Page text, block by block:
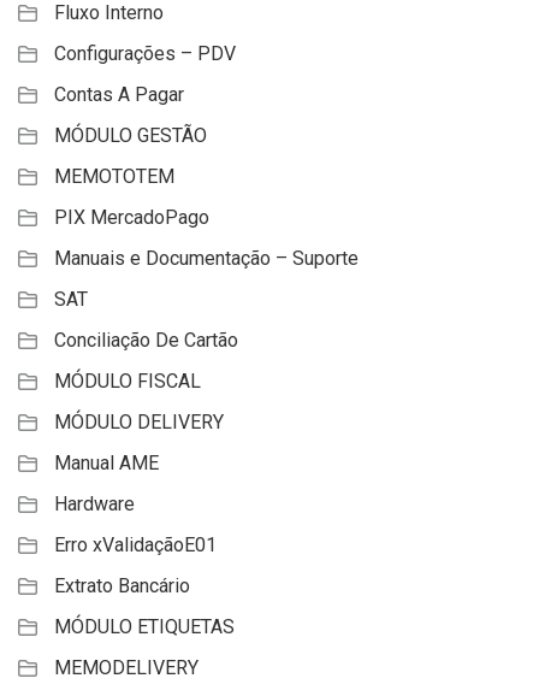
Fluxo Interno
Configurações – PDV
Contas A Pagar
MÓDULO GESTÃO
MEMOTOTEM
PIX MercadoPago
Manuais e Documentação – Suporte
SAT
Conciliação De Cartão
MÓDULO FISCAL
MÓDULO DELIVERY
Manual AME
Hardware
Erro xValidaçãoE01
Extrato Bancário
MÓDULO ETIQUETAS
MEMODELIVERY